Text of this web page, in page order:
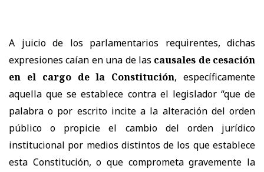
A juicio de los parlamentarios requirentes, dichas
expresiones caían en una de las causales de cesación
en el cargo de la Constitución, específicamente
aquella que se establece contra el legislador “que de
palabra o por escrito incite a la alteración del orden
público o propicie el cambio del orden jurídico
institucional por medios distintos de los que establece
esta Constitución, o que comprometa gravemente la